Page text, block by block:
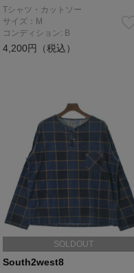
Tシャツ・カットソー
サイズ：M
コンディション: B
4,200円（税込）
SOLDOUT
South2west8